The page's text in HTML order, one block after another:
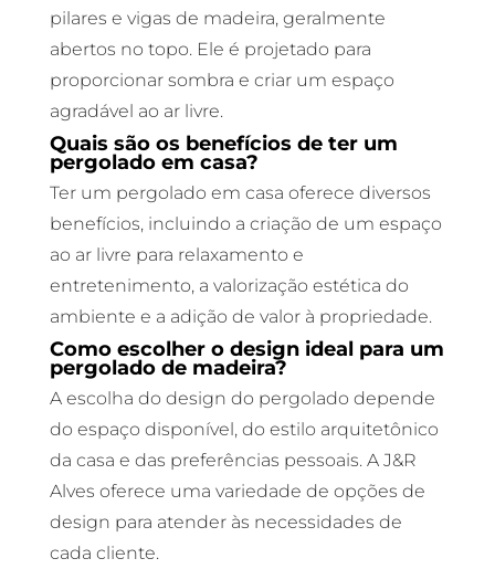
pilares e vigas de madeira, geralmente
abertos no topo. Ele é projetado para
proporcionar sombra e criar um espaço
agradável ao ar livre.
Quais são os benefícios de ter um
pergolado em casa?
Ter um pergolado em casa oferece diversos
benefícios, incluindo a criação de um espaço
ao ar livre para relaxamento e
entretenimento, a valorização estética do
ambiente e a adição de valor à propriedade.
Como escolher o design ideal para um
pergolado de madeira?
A escolha do design do pergolado depende
do espaço disponível, do estilo arquitetônico
da casa e das preferências pessoais. A J&R
Alves oferece uma variedade de opções de
design para atender às necessidades de
cada cliente.